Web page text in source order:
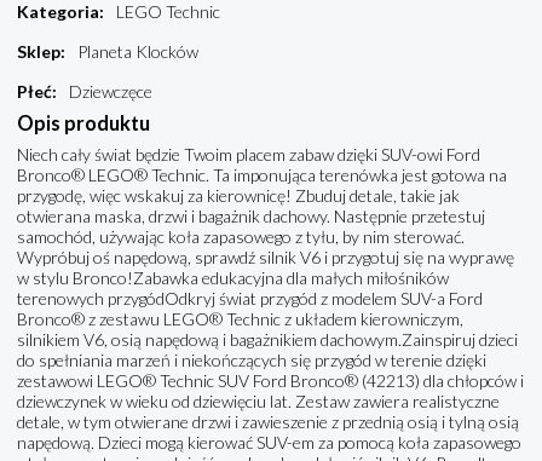
Kategoria:
LEGO Technic
Sklep:
Planeta Klocków
Płeć: Dziewczęce
Opis produktu
Niech cały świat będzie Twoim placem zabaw dzięki SUV-owi Ford
Bronco® LEGO® Technic. Ta imponująca terenówka jest gotowa na
przygodę, więc wskakuj za kierownicę! Zbuduj detale, takie jak
otwierana maska, drzwi i bagażnik dachowy. Następnie przetestuj
samochód, używając koła zapasowego z tyłu, by nim sterować.
Wypróbuj oś napędową, sprawdź silnik V6 i przygotuj się na wyprawę
w stylu Bronco!Zabawka edukacyjna dla małych miłośników
terenowych przygódOdkryj świat przygód z modelem SUV-a Ford
Bronco® z zestawu LEGO® Technic z układem kierowniczym,
silnikiem V6, osią napędową i bagażnikiem dachowym.Zainspiruj dzieci
do spełniania marzeń i niekończących się przygód w terenie dzięki
zestawowi LEGO® Technic SUV Ford Bronco® (42213) dla chłopców i
dziewczynek w wieku od dziewięciu lat. Zestaw zawiera realistyczne
detale, w tym otwierane drzwi i zawieszenie z przednią osią i tylną osią
napędową. Dzieci mogą kierować SUV-em za pomocą koła zapasowego